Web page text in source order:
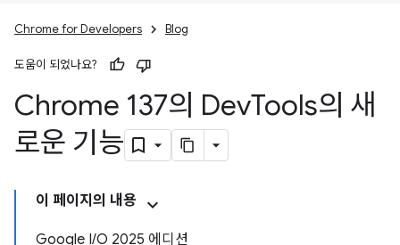
Chrome for Developers Blog
도움이 되었나요?
Chrome 137의 DevTools의 새
로운 기능
이 페이지의 내용
Google I/O 2025 에디션